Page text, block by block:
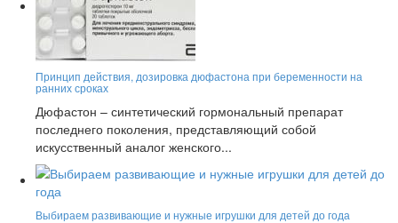
Принцип действия, дозировка дюфастона при беременности на
ранних сроках
Дюфастон – синтетический гормональный препарат
последнего поколения, представляющий собой
искусственный аналог женского...
Выбираем развивающие и нужные игрушки для детей до года